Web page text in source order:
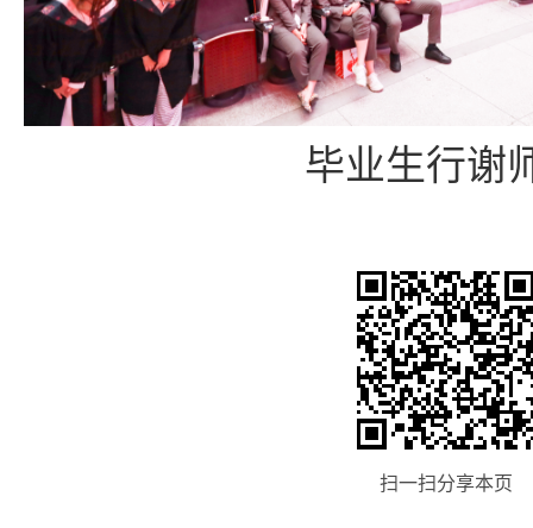
毕业生行谢
扫一扫分享本页